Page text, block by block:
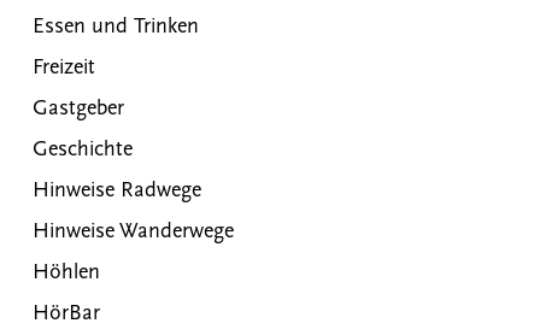
Essen und Trinken
Freizeit
Gastgeber
Geschichte
Hinweise Radwege
Hinweise Wanderwege
Höhlen
HörBar